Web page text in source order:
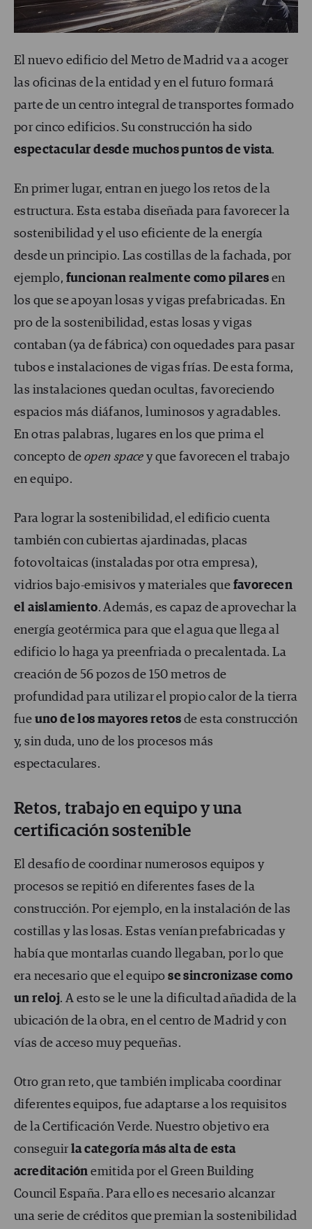
El nuevo edificio del Metro de Madrid va a acoger
las oficinas de la entidad y en el futuro formará
parte de un centro integral de transportes formado
por cinco edificios. Su construcción ha sido
espectacular desde muchos puntos de vista.
En primer lugar, entran en juego los retos de la
estructura. Esta estaba diseñada para favorecer la
sostenibilidad y el uso eficiente de la energía
desde un principio. Las costillas de la fachada, por
ejemplo, funcionan realmente como pilares en
los que se apoyan losas y vigas prefabricadas. En
pro de la sostenibilidad, estas losas y vigas
contaban (ya de fábrica) con oquedades para pasar
tubos e instalaciones de vigas frías. De esta forma,
las instalaciones quedan ocultas, favoreciendo
espacios más diáfanos, luminosos y agradables.
En otras palabras, lugares en los que prima el
concepto de open space y que favorecen el trabajo
en equipo.
Para lograr la sostenibilidad, el edificio cuenta
también con cubiertas ajardinadas, placas
fotovoltaicas (instaladas por otra empresa),
vidrios bajo-emisivos y materiales que favorecen
el aislamiento. Además, es capaz de aprovechar la
energía geotérmica para que el agua que llega al
edificio lo haga ya preenfriada o precalentada. La
creación de 56 pozos de 150 metros de
profundidad para utilizar el propio calor de la tierra
fue uno de los mayores retos de esta construcción
y, sin duda, uno de los procesos más
espectaculares.
Retos, trabajo en equipo y una
certificación sostenible
El desafío de coordinar numerosos equipos y
procesos se repitió en diferentes fases de la
construcción. Por ejemplo, en la instalación de las
costillas y las losas. Estas venían prefabricadas y
había que montarlas cuando llegaban, por lo que
era necesario que el equipose sincronizase como
un reloj. A esto se le une la dificultad añadida de la
ubicación de la obra, en el centro de Madrid y con
vías de acceso muy pequeñas.
Otro gran reto, que también implicaba coordinar
diferentes equipos, fue adaptarse a los requisitos
de la Certificación Verde. Nuestro objetivo era
conseguir la categoría más alta de esta
acreditaciónemitida por el Green Building
Council España. Para ello es necesario alcanzar
una serie de créditos que premian la sostenibilidad